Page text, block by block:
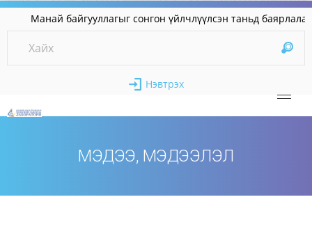
Манай байгууллагыг сонгон үйлчлүүлсэн таньд
Нэвтрэх
МЭДЭЭ, МЭДЭЭЛЭЛ